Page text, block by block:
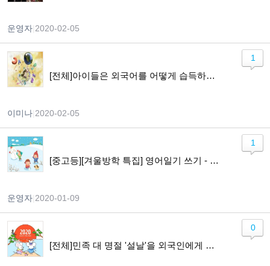
운영자 2020-02-05
[전체]아이들은 외국어를 어떻게 습득하게 되나요?
이미나 2020-02-05
1
[중고등][겨울방학 특집] 영어일기 쓰기 - Lets Keep a Diary in English
운영자 2020-01-09
1
[전체]민족 대 명절 '설날'을 외국인에게 소개하기!!
0